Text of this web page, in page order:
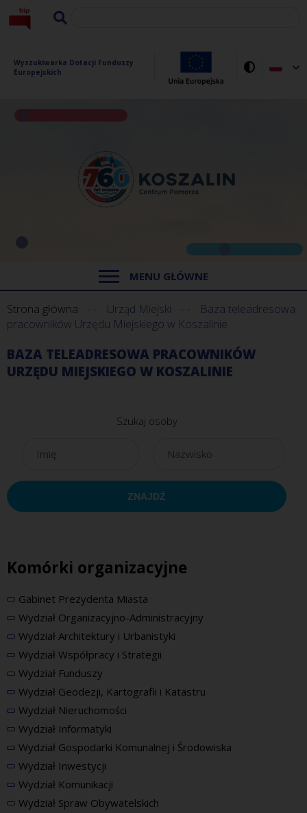
Wyszukiwarka Dotacji Funduszy
Europejskich
MENU GŁÓWNE
Strona główna Urząd Miejski
Baza teleadresowa
pracowników Urzędu Miejskiego w Koszalinie
BAZA TELEADRESOWA PRACOWNIKÓW
URZĘDU MIEJSKIEGO W KOSZALINIE
Szukaj osoby
Komórki organizacyjne
Gabinet Prezydenta Miasta
Wydział Organizacyjno-Administracyjny
Wydział Architektury i Urbanistyki
Wydział Współpracy i Strategii
Wydział Funduszy
Wydział Geodezji, Kartografii i Katastru
Wydział Nieruchomości
Wydział Informatyki
Wydział Gospodarki Komunalnej i Środowiska
Wydział Inwestycji
Wydział Komunikacji
Wydział Spraw Obywatelskich